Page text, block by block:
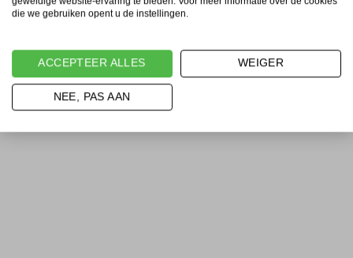
die we gebruiken opent u de instellingen.
ACCEPTEER ALLES WEIGER
NEE, PAS AAN